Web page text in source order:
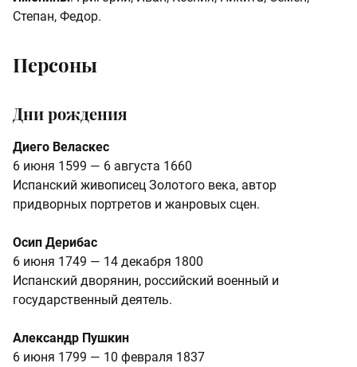
Степан, Федор.
Персоны
Дни рождения
Диего Веласкес
6 июня 1599 — 6 августа 1660
Испанский живописец Золотого века, автор
придворных портретов и жанровых сцен.
Осип Дерибас
6 июня 1749 — 14 декабря 1800
Испанский дворянин, российский военный и
государственный деятель.
Александр Пушкин
6 июня 1799 — 10 февраля 1837